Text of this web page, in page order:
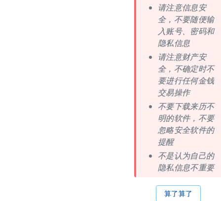
请注意信息安
全，不要随便输
入账号、密码和
隐私信息
请注意财产安
全，不确定时不
要进行任何金钱
交易操作
不要下载来历不
明的软件，不要
忽略安全软件的
提醒
不是认为自己的
隐私信息不重要
算了算了